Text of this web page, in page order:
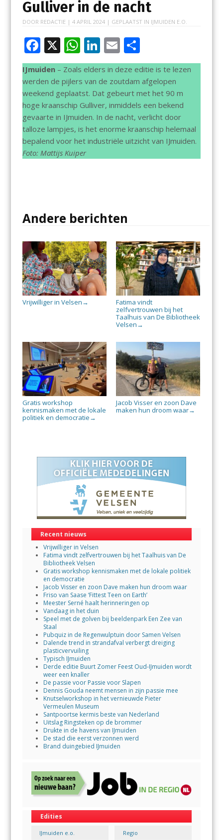
Gulliver in de nacht
DOOR REDACTIE | 4 APRIL 2024| GEPLAATST IN IJMUIDEN E.O.
F
ac
e
b
o
o
k
X W
h
at
s
A
p
p
Li
n
k
e
dI
n
E
m
ai
l
D
el
e
n
IJmuiden– Zoals elders in deze editie is te lezen
werden de pijlers van de zoutdam afgelopen
weekend geplaatst. Dat gebeurt met het 90 m
hoge kraanschip Gulliver, inmiddels een bekend
gevaarte in IJmuiden. In de nacht, verlicht door
talloze lampjes, is het enorme kraanschip helemaal
bepalend voor het industriële uitzicht van IJmuiden.
Foto: Mattijs Kuiper
Andere berichten
Vrijwilliger in Velsen →
Fatima vindt
zelfvertrouwen bij het
Taalhuis van De Bibliotheek
Velsen →
Gratis workshop
kennismaken met de lokale
politiek en democratie →
Jacob Visser en zoon Dave
maken hun droom waar→
Recent nieuws
Vrijwilliger in Velsen
Fatima vindt zelfvertrouwen bij het Taalhuis van De
Bibliotheek Velsen
Gratis workshop kennismaken met de lokale politiek
en democratie
Jacob Visser en zoon Dave maken hun droom waar
Friso van Saase ‘Fittest Teen on Earth’
Meester Serné haalt herinneringen op
Vandaag in het duin
Speel met de golven bij beeldenpark Een Zee van
Staal
Pubquiz in de Regenwulptuin door Samen Velsen
Dalende trend in strandafval verbergt dreiging
plasticvervuiling
Typisch IJmuiden
Derde editie Buurt Zomer Feest Oud-IJmuiden wordt
weer een knaller
De passie voor Passie voor Slapen
Dennis Gouda neemt mensen in zijn passie mee
Knutselworkshop in het vernieuwde Pieter
Vermeulen Museum
Santpoortse kermis beste van Nederland
Uitslag Ringsteken op de brommer
Drukte in de havens van IJmuiden
De stad die eerst verzonnen werd
Brand duingebied IJmuiden
Edities
IJmuiden e.o. Regio